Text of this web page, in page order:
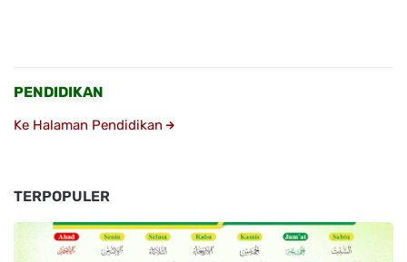
PENDIDIKAN
Ke Halaman Pendidikan
TERPOPULER